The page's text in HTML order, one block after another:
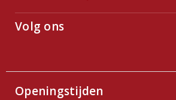
Volg ons
Openingstijden